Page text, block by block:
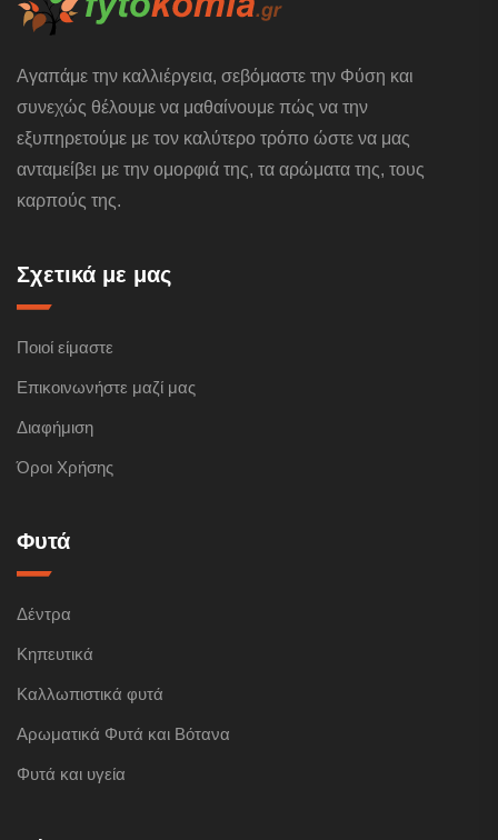
Αγαπάμε την καλλιέργεια, σεβόμαστε την Φύση και
συνεχώς θέλουμε να μαθαίνουμε πώς να την
εξυπηρετούμε με τον καλύτερο τρόπο ώστε να μας
ανταμείβει με την ομορφιά της, τα αρώματα της, τους
καρπούς της.
Σχετικά με μας
Ποιοί είμαστε
Επικοινωνήστε μαζί μας
Διαφήμιση
Όροι Χρήσης
Φυτά
Δέντρα
Κηπευτικά
Καλλωπιστικά φυτά
Αρωματικά Φυτά και Βότανα
Φυτά και υγεία